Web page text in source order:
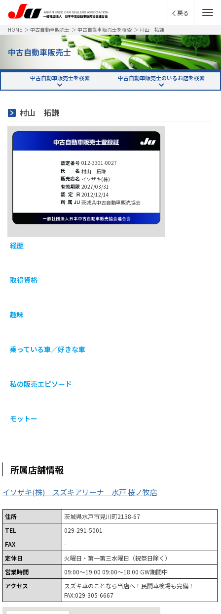
戻る
HOME ＞ 中古自動車販売士 ＞ 中古自動車販売士を検索 ＞ 村山 拓謙
中古自動車販売士
中古自動車販売士を検索 中古自動車販売士のいるお店を検索
村山 拓謙
012-3301-0027
村山 拓謙
イソザキ(株)
2027/03/31
2012/12/14
茨城県中古自動車販売協会
経歴
取得資格
趣味
乗っている車／好きな車
私の販売エピソード
モットー
所属店舗情報
イソザキ(株) スズキアリーナ 水戸 桜ノ牧店
住所
茨城県水戸市見川町2138-67
TEL
029-291-5001
FAX
-
定休日
火曜日・第一第三水曜日（祝祭日除く）
営業時間
09:00～19:00 09:00～18:00 GW期間中
アクセス
スズキ車のことなら当店へ！民間車検場も完備！
FAX:029-305-6667